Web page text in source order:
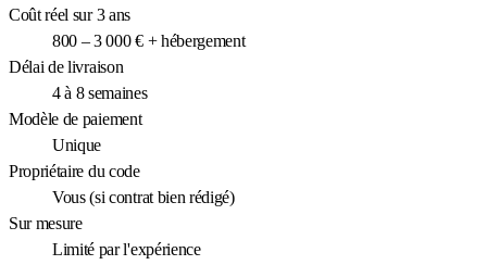
Coût réel sur 3 ans
800 – 3 000 € + hébergement
Délai de livraison
4 à 8 semaines
Modèle de paiement
Unique
Propriétaire du code
Vous (si contrat bien rédigé)
Sur mesure
Limité par l'expérience